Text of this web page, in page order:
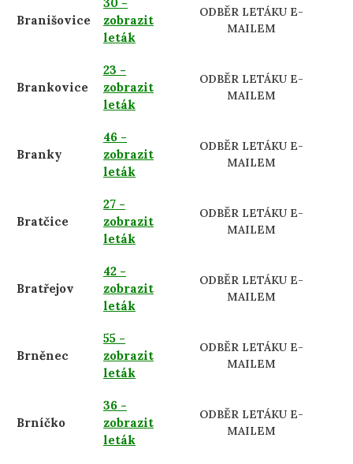
Branišovice
zobrazit
leták
ODBĚR LETÁKU E-
MAILEM
Brankovice
23 -
zobrazit
leták
ODBĚR LETÁKU E-
MAILEM
Branky
46 -
zobrazit
leták
ODBĚR LETÁKU E-
MAILEM
Bratčice
27 -
zobrazit
leták
ODBĚR LETÁKU E-
MAILEM
Bratřejov
42 -
zobrazit
leták
ODBĚR LETÁKU E-
MAILEM
Brněnec
55 -
zobrazit
leták
ODBĚR LETÁKU E-
MAILEM
Brníčko
36 -
zobrazit
leták
ODBĚR LETÁKU E-
MAILEM